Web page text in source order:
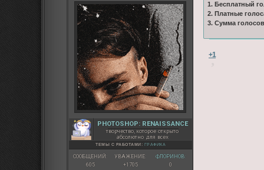
PHOTOSHOP: RENAISSANCE
творчество, которое открыто
абсолютно для всех
ТЕМЫ С РАБОТАМИ: ГРАФИКА
СООБЩЕНИЙ:
605
УВАЖЕНИЕ:
+1705
ФЛОРИНОВ:
0
1. Бесплатный
2. Платные
3. Сумма
+1